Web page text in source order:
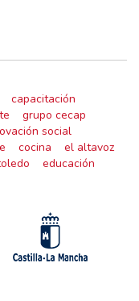
capacitación
grupo cecap
social
cocina
el altavoz
educación